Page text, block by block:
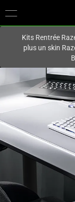
Vous êtes
Kits Rentrée
plus un skin